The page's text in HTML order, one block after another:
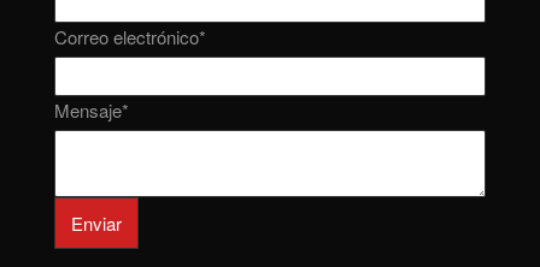
Correo electrónico*
Mensaje*
Enviar